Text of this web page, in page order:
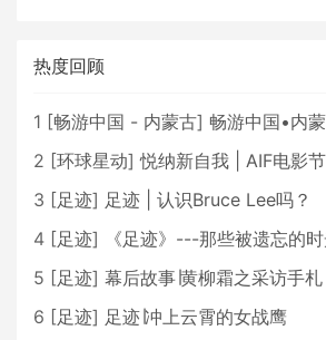
热度回顾
1 [畅游中国 - 内蒙古] 畅游中国•内蒙古
2 [环球星动] 悦纳新自我 | AIF电影节
3 [足迹] 足迹 | 认识Bruce Lee吗？
4 [足迹]
《足迹》---那些被遗忘的
5 [足迹] 幕后故事∣黄柳霜之采访手札
6 [足迹] 足迹∣冲上云霄的女战鹰